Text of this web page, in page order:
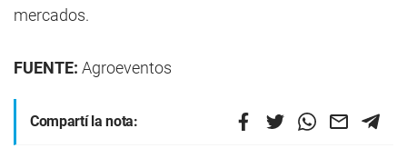
mercados.
FUENTE: Agroeventos
Compartí la nota: